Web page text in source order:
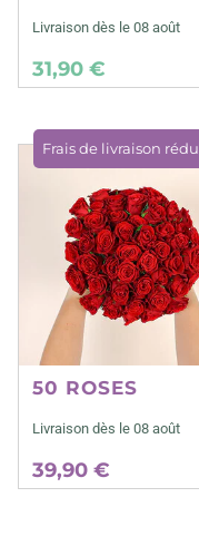
Livraison dès le 08 août
31,90 €
Frais de livraison
50 ROSES
Livraison dès le 08 août
39,90 €